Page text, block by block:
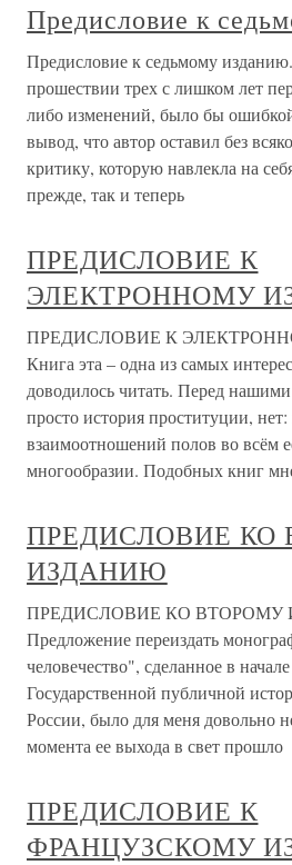
Предисловие к
Предисловие к седьмому
прошествии трех с лишком лет
либо изменений, было бы ошибкой
вывод, что автор оставил без
критику, которую навлекла на
прежде, так и теперь
ПРЕДИСЛОВИЕ К
ЭЛЕКТРОННОМУ
ПРЕДИСЛОВИЕ К
Книга эта – одна из самых
доводилось читать. Перед
просто история проституции,
взаимоотношений полов во всём
многообразии. Подобных книг
ПРЕДИСЛОВИЕ КО
ИЗДАНИЮ
ПРЕДИСЛОВИЕ КО ВТОРОМУ
Предложение переиздать
человечество", сделанное в
Государственной публичной
России, было для меня довольно
момента ее выхода в свет прошло
ПРЕДИСЛОВИЕ К
ФРАНЦУЗСКОМУ